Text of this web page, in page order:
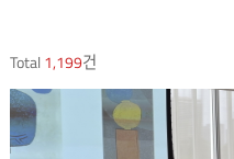
Total 1,199건